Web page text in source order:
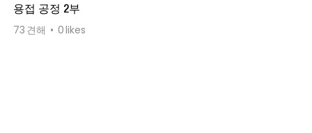
용접 공정 2부
73 견해 0likes